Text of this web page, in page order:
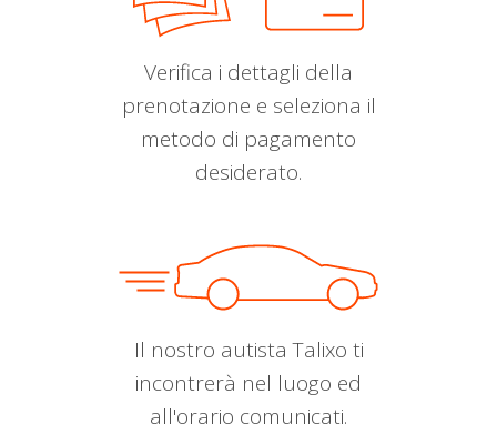
Verifica i dettagli della
prenotazione e seleziona il
metodo di pagamento
desiderato.
Il nostro autista Talixo ti
incontrerà nel luogo ed
all'orario comunicati.